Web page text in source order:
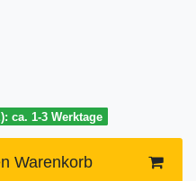
ca. 1-3 Werktage
Warenkorb